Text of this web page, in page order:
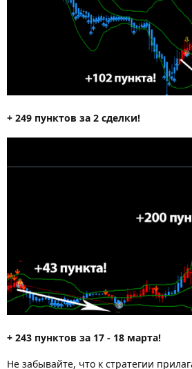
+ 249 пунктов за 2 сделки!
+ 243 пунктов за 17 - 18 марта!
Не забывайте, что к стратегии